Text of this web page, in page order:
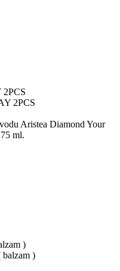
Aristea Diamond Your
ml.
)